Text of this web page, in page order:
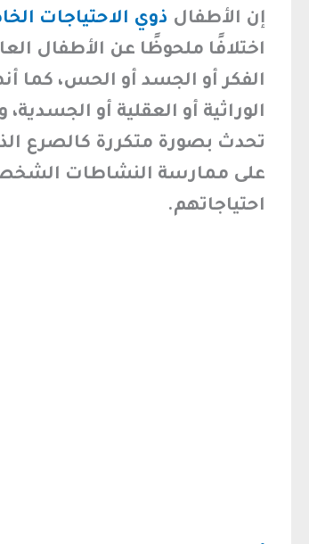
إن الأطفال ذوي الاحتياجات
اختلافًا ملحوظًا عن الأطفال
الفكر أو الجسد أو الحس، كما
الوراثية أو العقلية أو
تحدث بصورة متكررة كالصرع
على ممارسة النشاطات
احتياجاتهم.